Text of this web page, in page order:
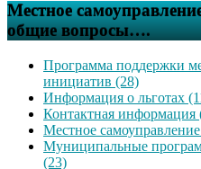
Местное
общие вопросы….
Программа поддержки
инициатив (28)
Информация о льготах
Контактная информация
Местное
Муниципальные
(23)